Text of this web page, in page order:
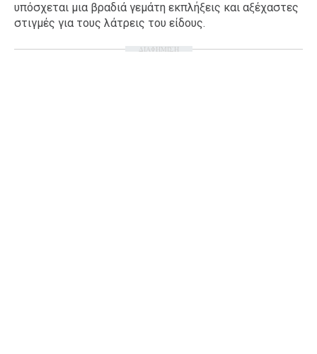
υπόσχεται μια βραδιά γεμάτη εκπλήξεις και αξέχαστες
στιγμές για τους λάτρεις του είδους.
ΔΙΑΦΗΜΙΣΗ